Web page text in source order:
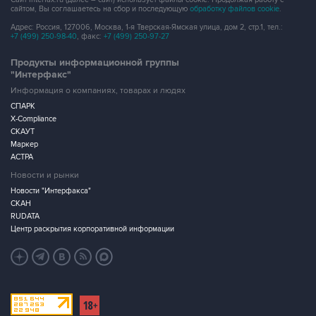
сайтом, Вы соглашаетесь на сбор и последующую обработку файлов cookie.
Адрес: Россия, 127006, Москва, 1-я Тверская-Ямская улица, дом 2, стр.1, тел.:
+7 (499) 250-98-40, факс: +7 (499) 250-97-27
Продукты информационной группы
"Интерфакс"
Информация о компаниях, товарах и людях
СПАРК
X-Compliance
СКАУТ
Маркер
АСТРА
Новости и рынки
Новости "Интерфакса"
СКАН
RUDATA
Центр раскрытия корпоративной информации